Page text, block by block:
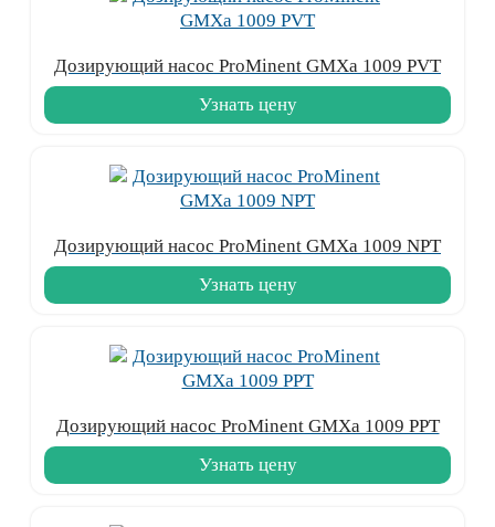
Дозирующий насос ProMinent GMXa 1009 PVT
Узнать цену
Дозирующий насос ProMinent GMXa 1009 NPT
Узнать цену
Дозирующий насос ProMinent GMXa 1009 PPT
Узнать цену